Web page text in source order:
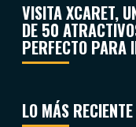
VISITA XCARET,
DE 50
PERFECTO PARA
LO MÁS RECIENTE